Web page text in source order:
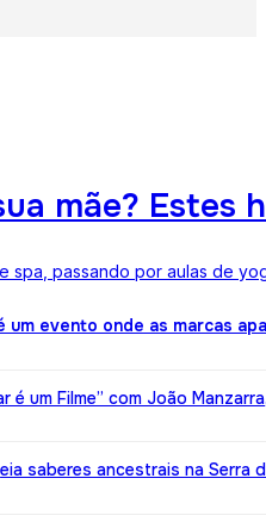
mãe? Estes
spa, passando por aulas de
um evento onde as marcas
é um Filme” com João
saberes ancestrais na Serra